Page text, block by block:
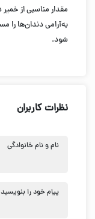
شود.
نظرات کاربران
نام و نام خانوادگی
پیام خود را بنویسید